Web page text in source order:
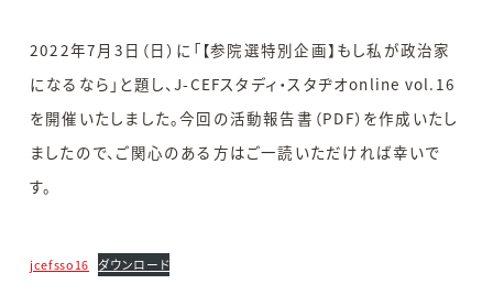
2022年7月3日（日）に「【参院選特別企画】もし私が政治家
になるなら」と題し、J-CEFスタディ・スタヂオonline vol.16
を開催いたしました。今回の活動報告書（PDF）を作成いたし
ましたので、ご関心のある方はご一読いただければ幸いで
す。
jcefsso16 ダウンロード